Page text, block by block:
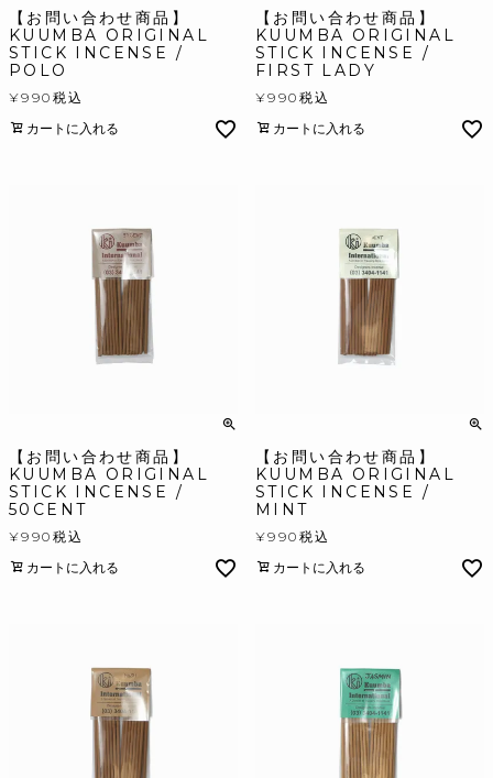
【お問い合わせ商品】
KUUMBA ORIGINAL
STICK INCENSE /
POLO
¥990 税込
カートに入れる
【お問い合わせ商品】
KUUMBA ORIGINAL
STICK INCENSE /
FIRST LADY
¥990 税込
カートに入れる
【お問い合わせ商品】
KUUMBA ORIGINAL
STICK INCENSE /
50CENT
¥990 税込
カートに入れる
【お問い合わせ商品】
KUUMBA ORIGINAL
STICK INCENSE /
MINT
¥990 税込
カートに入れる